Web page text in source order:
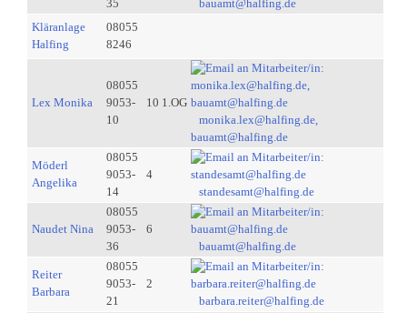
35
bauamt@halfing.de
Kläranlage
Halfing
08055
8246
Lex Monika
08055
9053-
10
10 1.OG
monika.lex@halfing.de,
bauamt@halfing.de
Möderl
Angelika
08055
9053-
14
4
standesamt@halfing.de
Naudet Nina
08055
9053-
36
6
bauamt@halfing.de
Reiter
Barbara
08055
9053-
21
2
barbara.reiter@halfing.de